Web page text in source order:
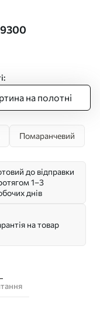
на полотні
Помаранчевий
до відправки
1–3
днів
на товар